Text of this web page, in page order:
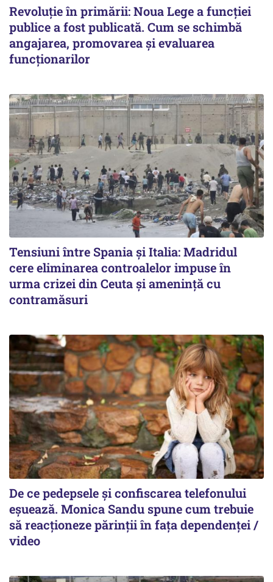
Revoluție în primării: Noua Lege a funcției
publice a fost publicată. Cum se schimbă
angajarea, promovarea și evaluarea
funcționarilor
Tensiuni între Spania și Italia: Madridul
cere eliminarea controalelor impuse în
urma crizei din Ceuta și amenință cu
contramăsuri
De ce pedepsele și confiscarea telefonului
eșuează. Monica Sandu spune cum trebuie
să reacționeze părinții în fața dependenței /
video